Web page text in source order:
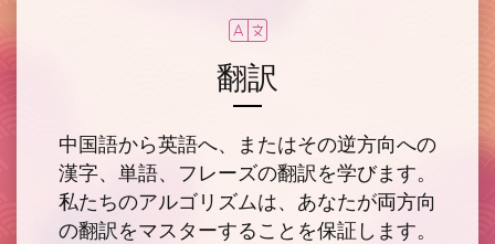
翻訳
中国語から英語へ、またはその逆方向への
漢字、単語、フレーズの翻訳を学びます。
私たちのアルゴリズムは、あなたが両方向
の翻訳をマスターすることを保証します。